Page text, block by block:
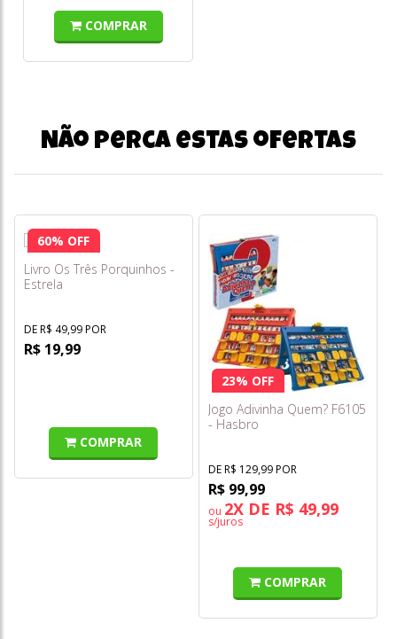
COMPRAR
Não perca estas ofertas
60% OFF
Livro Os Três Porquinhos -
Estrela
DE R$ 49,99 POR
R$ 19,99
COMPRAR
23% OFF
Jogo Adivinha Quem? F6105
- Hasbro
DE R$ 129,99 POR
R$ 99,99
ou 2X DE R$ 49,99
s/juros
COMPRAR